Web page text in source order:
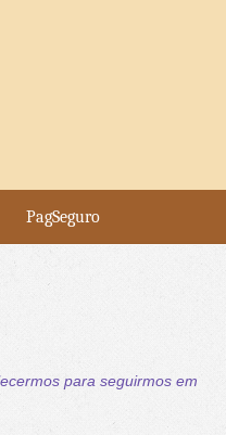
PagSeguro
para seguirmos em